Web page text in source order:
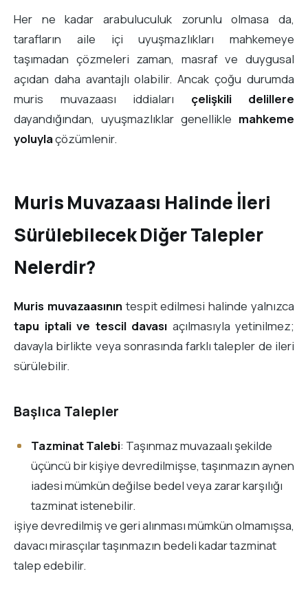
Her ne kadar arabuluculuk zorunlu olmasa da,
tarafların aile içi uyuşmazlıkları mahkemeye
taşımadan çözmeleri zaman, masraf ve duygusal
açıdan daha avantajlı olabilir. Ancak çoğu durumda
muris muvazaası iddiaları çelişkili delillere
dayandığından, uyuşmazlıklar genellikle mahkeme
yoluylaçözümlenir.
Muris Muvazaası Halinde İleri
Sürülebilecek Diğer Talepler
Nelerdir?
Muris muvazaasınıntespit edilmesi halinde yalnızca
tapu iptali ve tescil davası açılmasıyla yetinilmez;
davayla birlikte veya sonrasında farklı talepler de ileri
sürülebilir.
Başlıca Talepler
Tazminat Talebi: Taşınmaz muvazaalı şekilde
üçüncü bir kişiye devredilmişse, taşınmazın aynen
iadesi mümkün değilse bedel veya zarar karşılığı
tazminat istenebilir.
işiye devredilmiş ve geri alınması mümkün olmamışsa,
davacı mirasçılar taşınmazın bedeli kadar tazminat
talep edebilir.